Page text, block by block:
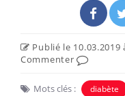
Publié le 10.03.2019
Commenter
Mots clés : diabète